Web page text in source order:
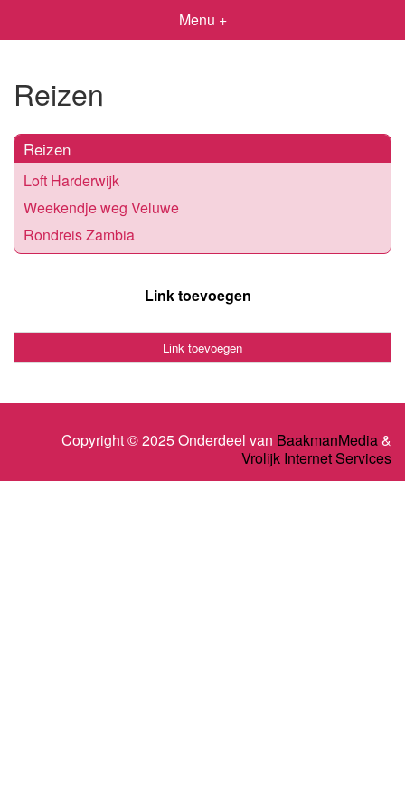
Menu +
Reizen
Reizen
Loft Harderwijk
Weekendje weg Veluwe
Rondreis Zambia
Link toevoegen
Link toevoegen
Copyright © 2025 Onderdeel van BaakmanMedia&
Vrolijk Internet Services